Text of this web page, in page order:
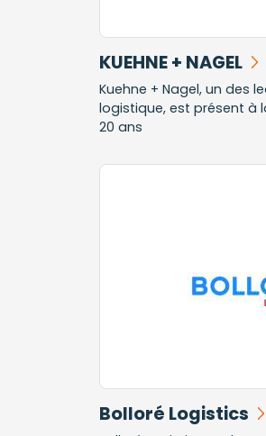
KUEHNE + NAGEL
Kuehne + Nagel, un des
logistique, est présent à
20 ans
Bolloré Logistics